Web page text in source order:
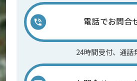
電話でお問合
24時間受付、通話